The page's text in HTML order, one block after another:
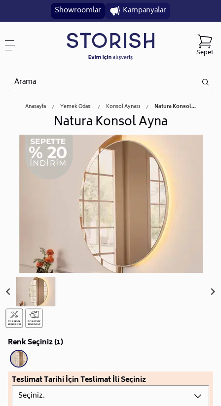
Showroomlar Kampanyalar
Sepet
Anasayfa Yemek Odası Konsol Aynası Natura Konsol...
Natura Konsol Ayna
Renk Seçiniz (1)
Teslimat Tarihi İçin Teslimat İli Seçiniz
Seçiniz.